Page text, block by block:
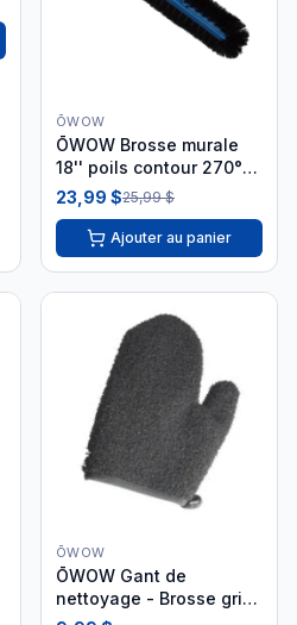
ŌWOW
ŌWOW Brosse murale
18'' poils contour 270°|
PB06-BLUE
23,99 $25,99 $
Ajouter au panier
ŌWOW
ŌWOW Gant de
nettoyage - Brosse grise
ACM303